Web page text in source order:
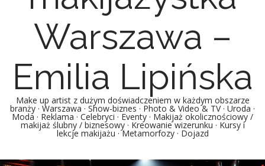
Warszawa –
Emilia Lipińska
Make up artist z dużym doświadczeniem w każdym obszarze
branży · Warszawa · Show-biznes · Photo & Video & TV · Uroda ·
Moda · Reklama · Celebryci · Eventy · Makijaż okolicznościowy /
makijaż ślubny / biznesowy · Kreowanie wizerunku · Kursy i
lekcje makijażu · Metamorfozy · Dojazd
Main menu